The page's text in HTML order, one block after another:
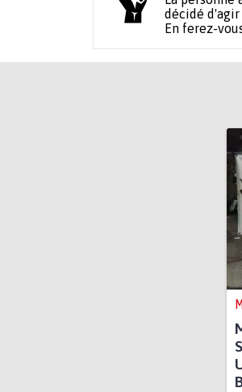
décidé d'agir
En ferez-